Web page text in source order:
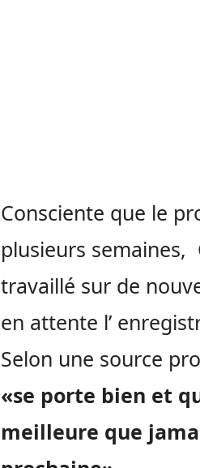
Consciente que le
plusieurs
travaillé sur de
en attente l’
Selon une source
«se porte bien et
meilleure que